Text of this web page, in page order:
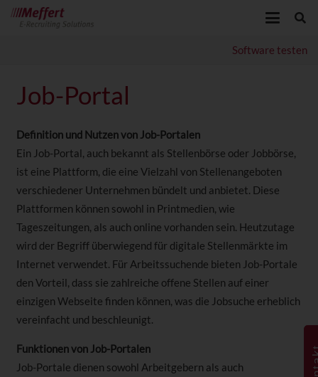
Software testen
Job-Portal
Definition und Nutzen von Job-Portalen
Ein Job-Portal, auch bekannt als Stellenbörse oder Jobbörse,
ist eine Plattform, die eine Vielzahl von Stellenangeboten
verschiedener Unternehmen bündelt und anbietet. Diese
Plattformen können sowohl in Printmedien, wie
Tageszeitungen, als auch online vorhanden sein. Heutzutage
wird der Begriff überwiegend für digitale Stellenmärkte im
Internet verwendet. Für Arbeitssuchende bieten Job-Portale
den Vorteil, dass sie zahlreiche offene Stellen auf einer
einzigen Webseite finden können, was die Jobsuche erheblich
vereinfacht und beschleunigt.
Funktionen von Job-Portalen
Job-Portale dienen sowohl Arbeitgebern als auch